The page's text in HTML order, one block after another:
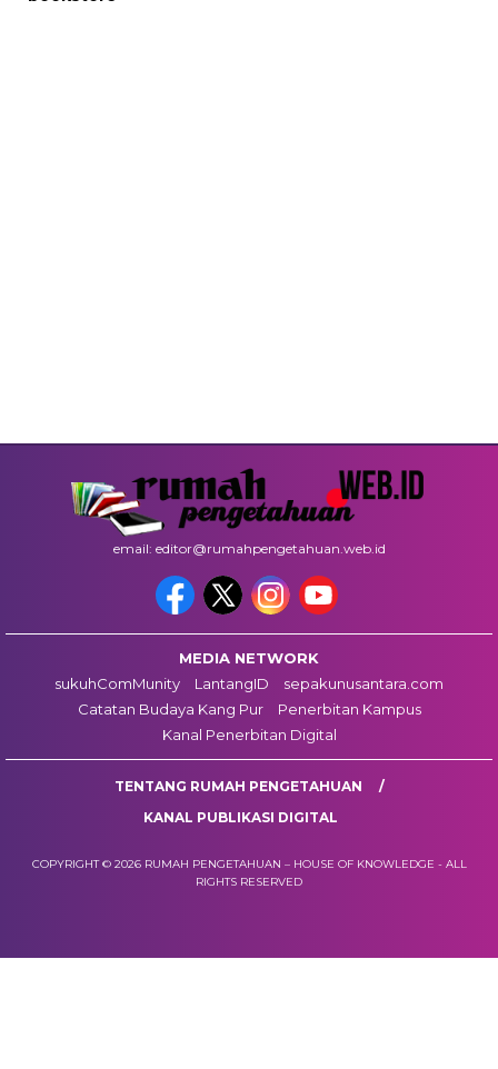
email: editor@rumahpengetahuan.web.id
MEDIA NETWORK
sukuhComMunity
LantangID
sepakunusantara.com
Catatan Budaya Kang Pur
Penerbitan Kampus
Kanal Penerbitan Digital
TENTANG RUMAH PENGETAHUAN
KANAL PUBLIKASI DIGITAL
COPYRIGHT © 2026 RUMAH PENGETAHUAN – HOUSE OF KNOWLEDGE - ALL
RIGHTS RESERVED